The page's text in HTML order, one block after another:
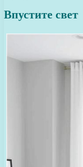
Впустите свет